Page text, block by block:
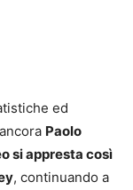
ed
Paolo
si appresta così
, continuando a